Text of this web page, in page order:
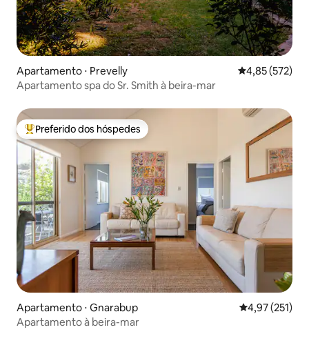
Apartamento ⋅ Prevelly 4,85 de uma
4,85 (572)
Apartamento spa do Sr. Smith à beira-mar
Entre os melhores preferidos dos hóspedes
Preferido dos hóspedes
Apartamento ⋅ Gnarabup 4,97 de uma
4,97 (251)
Apartamento à beira-mar